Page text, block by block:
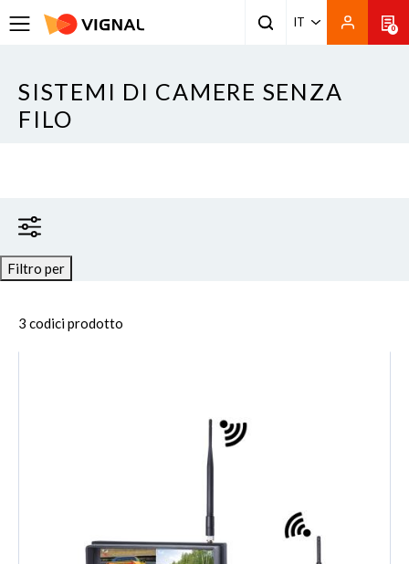
IT 0
SISTEMI DI CAMERE SENZA
FILO
Filtro per
3 codici prodotto